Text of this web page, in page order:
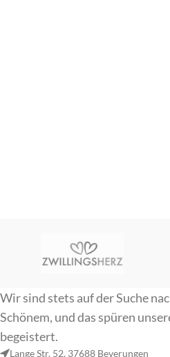
Wir sind stets auf der Suche
Schönem, und das spüren
begeistert.
Lange Str. 52, 37688 Beverungen